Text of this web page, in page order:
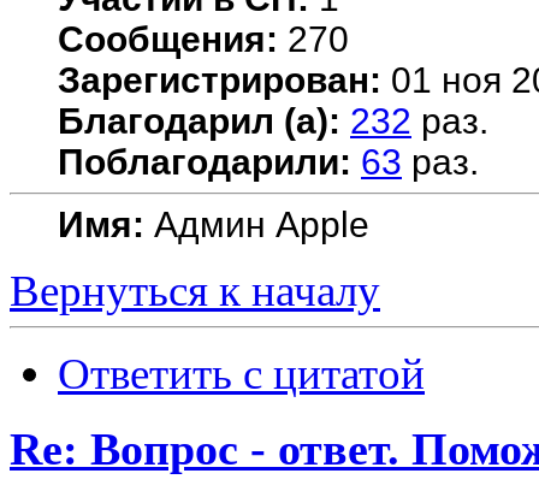
Сообщения: 270
Зарегистрирован: 01 ноя
Благодарил (а): 232 раз.
Поблагодарили: 63 раз.
Имя: Админ Apple
Вернуться к началу
Ответить с цитатой
Re: Вопрос - ответ.